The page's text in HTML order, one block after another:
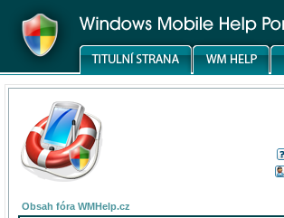
Obsah fóra WMHelp.cz